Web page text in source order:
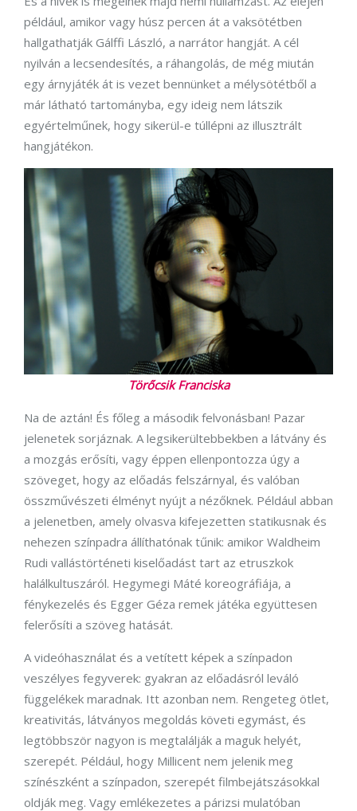
például, amikor vagy húsz percen át a vaksötétben
hallgathatják Gálffi László, a narrátor hangját. A cél
nyilván a lecsendesítés, a ráhangolás, de még miután
egy árnyjáték át is vezet bennünket a mélysötétből a
már látható tartományba, egy ideig nem látszik
egyértelműnek, hogy sikerül-e túllépni az illusztrált
hangjátékon.
Törőcsik Franciska
Na de aztán! És főleg a második felvonásban! Pazar
jelenetek sorjáznak. A legsikerültebbekben a látvány és
a mozgás erősíti, vagy éppen ellenpontozza úgy a
szöveget, hogy az előadás felszárnyal, és valóban
összművészeti élményt nyújt a nézőknek. Például abban
a jelenetben, amely olvasva kifejezetten statikusnak és
nehezen színpadra állíthatónak tűnik: amikor Waldheim
Rudi vallástörténeti kiselőadást tart az etruszkok
halálkultuszáról. Hegymegi Máté koreográfiája, a
fénykezelés és Egger Géza remek játéka együttesen
felerősíti a szöveg hatását.
A videóhasználat és a vetített képek a színpadon
veszélyes fegyverek: gyakran az előadásról leváló
függelékek maradnak. Itt azonban nem. Rengeteg ötlet,
kreativitás, látványos megoldás követi egymást, és
legtöbbször nagyon is megtalálják a maguk helyét,
szerepét. Például, hogy Millicent nem jelenik meg
színészként a színpadon, szerepét filmbejátszásokkal
oldják meg. Vagy emlékezetes a párizsi mulatóban